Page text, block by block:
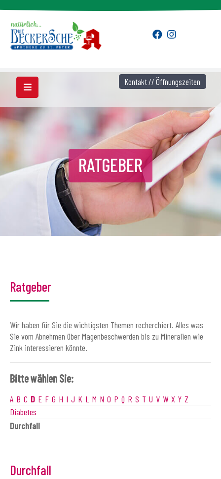
RATGEBER
Ratgeber
Wir haben für Sie die wichtigsten Themen recherchiert. Alles was
Sie vom Abnehmen über Magenbeschwerden bis zu Mineralien wie
Zink interessieren könnte.
Bitte wählen Sie:
A B C D E F G H I J K L M N O P Q R S T U V W X Y Z
Diabetes
Durchfall
Durchfall
Kontakt // Öffnungszeiten